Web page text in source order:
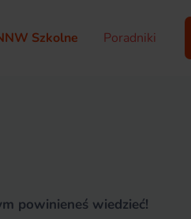
Szkolne Poradniki
powinieneś wiedzieć!